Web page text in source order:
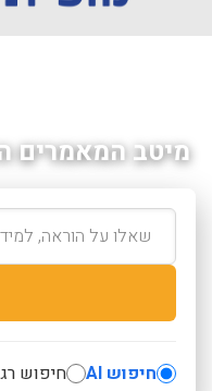
מיטב המאמרים
חיפוש AI חיפוש